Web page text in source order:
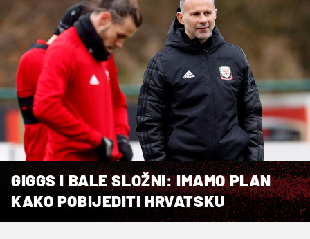
GIGGS I BALE SLOŽNI: IMAMO PLAN
KAKO POBIJEDITI HRVATSKU